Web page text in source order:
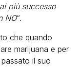
più successo
NO“.
che quando
marijuana e per
il suo